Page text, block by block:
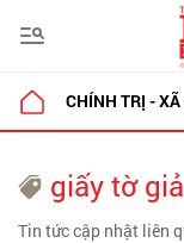
CHÍNH TRỊ - XÃ
giấy tờ giả
Tin tức cập nhật liên